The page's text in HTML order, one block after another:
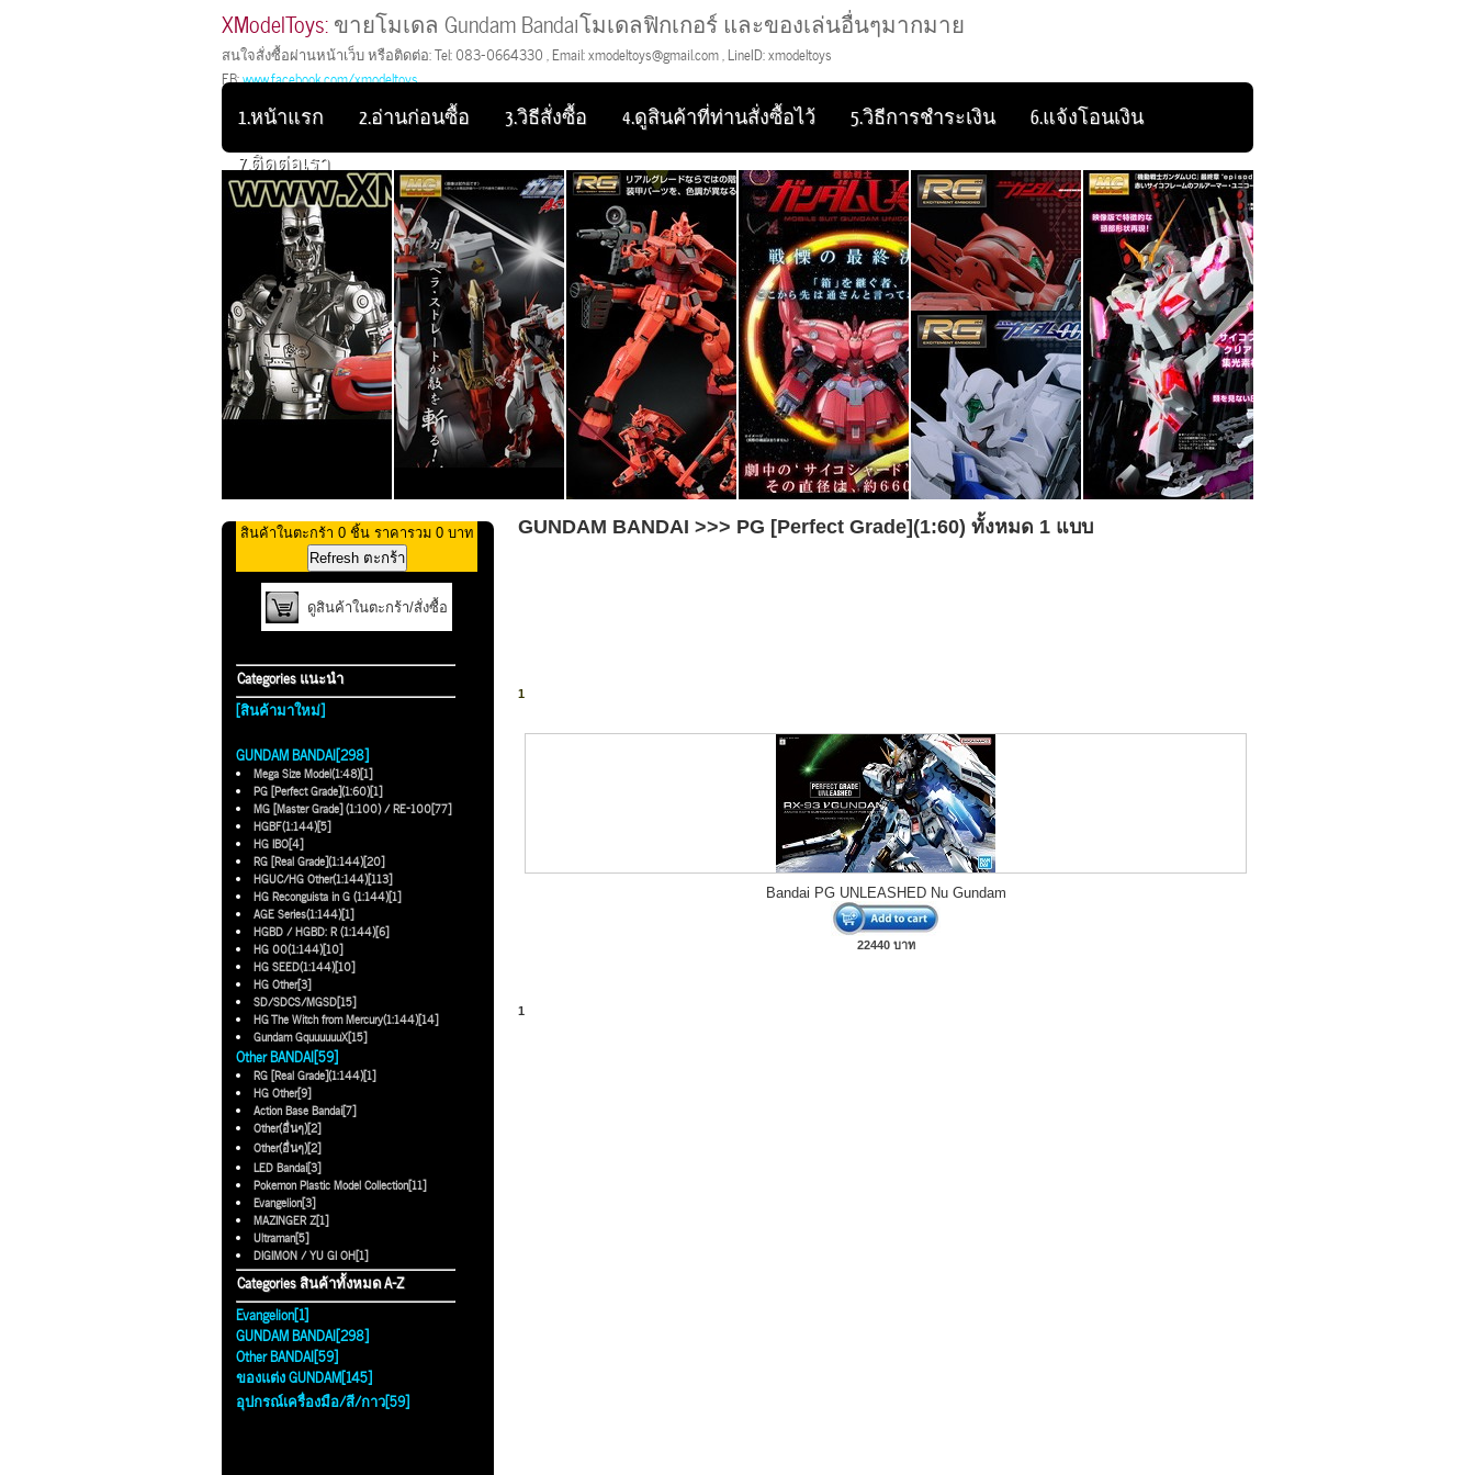
XModelToys: ขายโมเดล Gundam Bandaiโมเดลฟิกเกอร์ และของเล่นอื่นๆมากมาย
สนใจสั่งซื้อผ่านหน้าเว็บ หรือติดต่อ: Tel: 083-0664330 , Email: xmodeltoys@gmail.com , LineID: xmodeltoys
FB:www.facebook.com/xmodeltoys
1.หน้าแรก 2.อ่านก่อนซื้อ 3.วิธีสั่งซื้อ 4.ดูสินค้าที่ท่านสั่งซื้อไว้ 5.วิธีการชำระเงิน
6.แจ้งโอนเงิน
7.ติดต่อเรา
สินค้าในตะกร้า 0 ชิ้น ราคารวม 0 บาท
ดูสินค้าในตะกร้า/สั่งซื้อ
Categories แนะนำ
[สินค้ามาใหม่]
GUNDAM BANDAI[298]
Mega Size Model(1:48)[1]
PG [Perfect Grade](1:60)[1]
MG [Master Grade] (1:100) / RE-100[77]
HGBF(1:144)[5]
HG IBO[4]
RG [Real Grade](1:144)[20]
HGUC/HG Other(1:144)[113]
HG Reconguista in G (1:144)[1]
AGE Series(1:144)[1]
HGBD / HGBD: R (1:144)[6]
HG 00(1:144)[10]
HG SEED(1:144)[10]
HG Other[3]
SD/SDCS/MGSD[15]
HG The Witch from Mercury(1:144)[14]
Gundam GquuuuuuX[15]
Other BANDAI[59]
RG [Real Grade](1:144)[1]
HG Other[9]
Action Base Bandai[7]
Other(อื่นๆ)[2]
Other(อื่นๆ)[2]
LED Bandai[3]
Pokemon Plastic Model Collection[11]
Evangelion[3]
MAZINGER Z[1]
Ultraman[5]
DIGIMON / YU GI OH[1]
Categories สินค้าทั้งหมด A-Z
Evangelion[1]
GUNDAM BANDAI[298]
Other BANDAI[59]
ของแต่ง GUNDAM[145]
อุปกรณ์เครื่องมือ/สี/กาว[59]
GUNDAM BANDAI >>> PG [Perfect Grade](1:60) ทั้งหมด 1 แบบ
1
Bandai PG UNLEASHED Nu Gundam
22440 บาท
1